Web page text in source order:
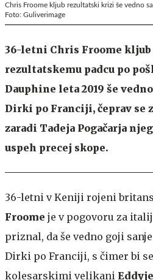
Chris Froome kljub rezultatski krizi še vedno
Foto: Guliverimage
36-letni Chris Froome
rezultatskemu padcu po
Dauphine leta 2019 še
Dirki po Franciji, čeprav se
zaradi Tadeja Pogačarja
uspeh precej skope.
36-letni v Keniji rojeni
Froome je v pogovoru za
priznal, da še vedno goji
Dirki po Franciji, s čimer bi
kolesarskimi velikani